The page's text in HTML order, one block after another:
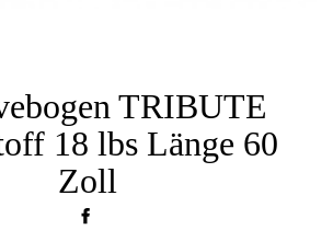
TRIBUTE
18 lbs Länge 60
Zoll